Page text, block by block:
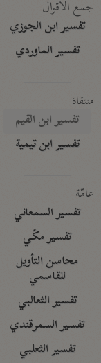
جمع الأقوال
تفسير ابن الجوزي
تفسير الماوردي
منتقاة
تفسير ابن القيم
تفسير ابن تيمية
عامّة
تفسير السمعاني
تفسير مكّي
محاسن التأويل
للقاسمي
تفسير الثعالبي
تفسير السمرقندي
تفسير الثعلبي